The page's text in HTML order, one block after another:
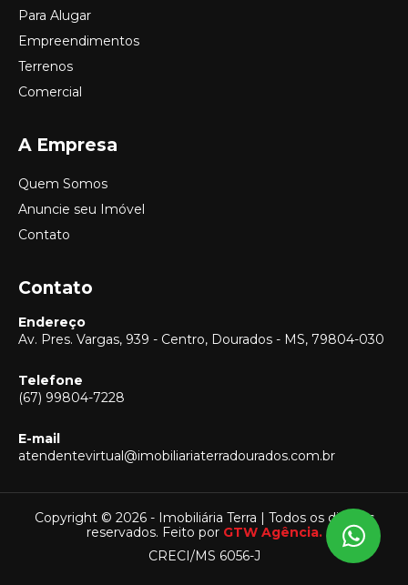
Para Alugar
Empreendimentos
Terrenos
Comercial
A Empresa
Quem Somos
Anuncie seu Imóvel
Contato
Contato
Endereço
Av. Pres. Vargas, 939 - Centro, Dourados - MS, 79804-030
Telefone
(67) 99804-7228
E-mail
atendentevirtual@imobiliariaterradourados.com.br
Copyright © 2026 - Imobiliária Terra | Todos os direitos
reservados. Feito por GTW Agência.
CRECI/MS 6056-J
Vendas
(67) 99804-7228
Locação
(67) 99804-7228